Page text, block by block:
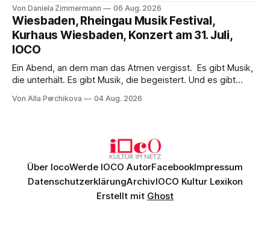
psychologische Tiefe mit starken Bildern, getragen von
einem spielfreudigen Ensemble und einer musikalisch
überzeugenden Gesamtleistung.
Von Daniela Zimmermann 06 Aug. 2026
Wiesbaden, Rheingau Musik Festival,
Kurhaus Wiesbaden, Konzert am 31. Juli,
IOCO
Ein Abend, an dem man das Atmen vergisst. Es gibt Musik,
die unterhält. Es gibt Musik, die begeistert. Und es gibt
Genau so war der Abend im Kurhaus Wiesbaden, an dem
Von Alla Perchikova 04 Aug. 2026
Über IocoWerde IOCO AutorFacebookImpressum
DatenschutzerklärungArchivIOCO Kultur Lexikon
Erstellt mit Ghost